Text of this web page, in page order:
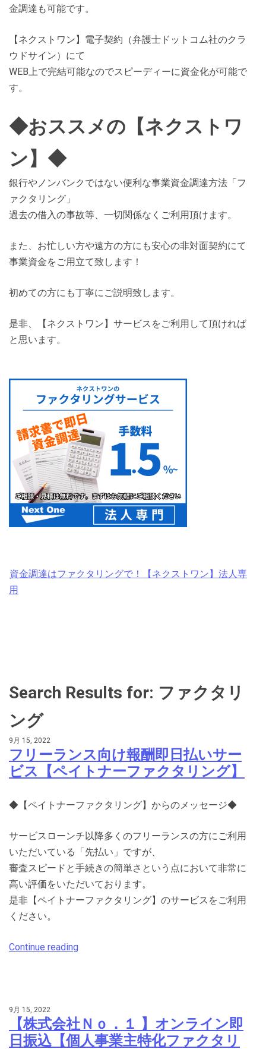
金調達も可能です。
【ネクストワン】電子契約（弁護士ドットコム社のクラ
ウドサイン）にて
WEB上で完結可能なのでスピーディーに資金化が可能で
す。
◆おススメの【ネクストワ
ン】◆
銀行やノンバンクではない便利な事業資金調達方法「フ
ァクタリング」
過去の借入の事故等、一切関係なくご利用頂けます。
また、お忙しい方や遠方の方にも安心の非対面契約にて
事業資金をご用立て致します！
初めての方にも丁寧にご説明致します。
是非、【ネクストワン】サービスをご利用して頂ければ
と思います。
資金調達はファクタリングで！【ネクストワン】法人専
用
Search Results for: ファクタリ
ング
9月 15, 2022
フリーランス向け報酬即日払いサー
ビス【ペイトナーファクタリング】
◆【ペイトナーファクタリング】からのメッセージ◆
サービスローンチ以降多くのフリーランスの方にご利用
いただいている「先払い」ですが、
審査スピードと手続きの簡単さという点において非常に
高い評価をいただいております。
是非【ペイトナーファクタリング】のサービスをご利用
ください。
Continue reading
9月 15, 2022
【株式会社Ｎｏ．１ 】オンライン即
日振込【個人事業主特化ファクタリ